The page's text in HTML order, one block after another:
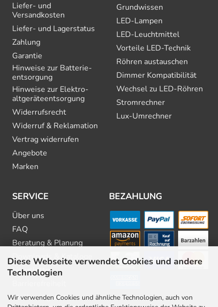
Diese Webseite verwendet Cookies und andere
Technologien
Wir verwenden Cookies und ähnliche Technologien, auch von
Liefer- und
Versandkosten
Liefer- und Lagerstatus
Zahlung
Garantie
Hinweise zur Batterie­
entsorgung
Hinweise zur Elektro­
altgeräte­entsorgung
Widerrufsrecht
Widerruf & Reklamation
Vertrag widerrufen
Angebote
Marken
Grundwissen
LED-Lampen
LED-Leuchtmittel
Vorteile LED-Technik
Röhren austauschen
Dimmer Kompatibilität
Wechsel zu LED-Röhren
Stromrechner
Lux-Umrechner
SERVICE
Über uns
FAQ
Beratung & Planung
Downloads & Kataloge
Newsletter
Stellenangebote
BEZAHLUNG